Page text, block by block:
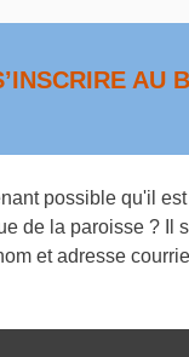
AU
possible qu'il
de la paroisse ? Il
et adresse